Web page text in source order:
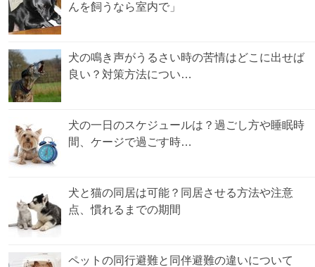
んを飼うなら室内で」
犬の鳴き声がうるさい時の苦情はどこに出せば
良い？対策方法につい…
犬の一日のスケジュールは？過ごし方や睡眠時
間、ケージで過ごす時…
犬と猫の同居は可能？同居させる方法や注意
点、慣れるまでの期間
ペットの同行避難と同伴避難の違いについて